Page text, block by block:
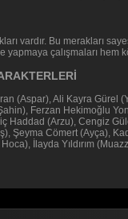
vardır. Bu merakları
yapmaya çalışmaları hem
(Aspar), Ali Kayra Gürel
Ferzan Hekimoğlu
Haddad (Arzu), Cengiz
Şeyma Cömert (Ayça),
İlayda Yıldırım